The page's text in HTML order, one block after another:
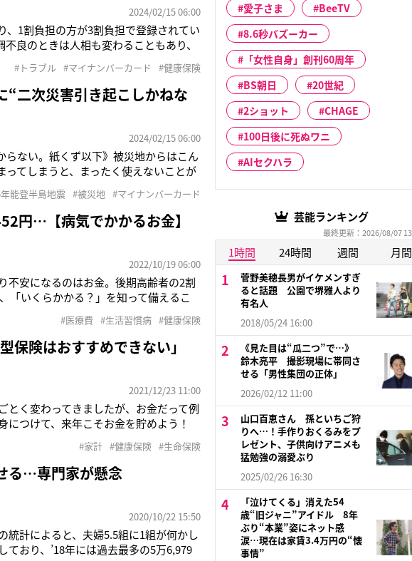
2024/02/15 06:00
、1割負担の方が3割負担で登録されてい
良のときは人相も変わることもあり、
次長・本並省吾さんだ。一向にトラブ
#トラブル #マイナンバーカード #健康保険
“二次災害引き起こしかねな
2024/02/15 06:00
らない。紙くず以下》被災地からはこん
てしまうと、まったく使えないことが
一緒に避難してほしい〉と会見で述べ、
能登半島地震 #被災地 #マイナンバーカード
円…【病気でかかるお金】
2022/10/19 06:00
安になるのはお金。後期高齢者の2割
「いくらかかる？」を知って備えるこ
ればかなりの負担増になります」こう語
#医療費 #生活習慣病 #健康保険
保険はおすすめできない」
2021/12/23 11:00
とく変わってきましたが、お金だって例
つけて、来年こそお金を貯めよう！
そ、変化に対応して“負けない家計”を作
#家計 #健康保険 #生命保険
る…専門家が懸念
2020/10/22 15:50
統計によると、夫婦5.5組に1組が何かし
おり、’18年には過去最多の5万6,979
愛子さま
BeeTV
8.6秒バズーカー
「女性自身」創刊60周年
BS朝日
20世紀
2ショット
CHAGE
100日後に死ぬワニ
AIセクハラ
芸能ランキング
最終更新：2026/08/07
1時間 24時間 週間 月間
菅野美穂長男がイケメンすぎ
ると話題 公園で堺雅人より
有名人
2018/05/24 16:00
《見た目は“瓜二つ”で…》
鈴木亮平 撮影現場に帯同さ
せる「男性集団の正体」
2026/02/12 11:00
山口百恵さん 孫といちご狩
りへ…！手作りおくるみをプ
レゼント、子供向けアニメも
猛勉強の溺愛ぶり
2025/02/26 16:30
「泣けてくる」消えた54
歳“旧ジャニ”アイドル 8年
ぶり“本業”姿にネット感
涙…現在は家賃3.4万円の“懐
事情”